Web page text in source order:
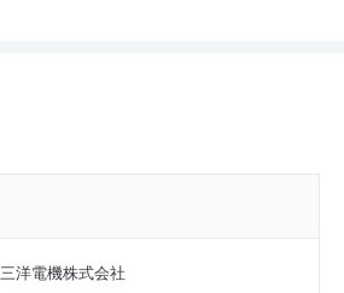
三洋電機株式会社